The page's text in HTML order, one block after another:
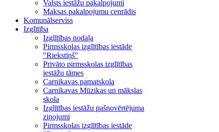
Valsts iestāžu pakalpojumi
Maksas pakalpojumu cenrādis
Komunālserviss
Izglītība
Izglītības nodaļa
Pirmsskolas izglītības iestāde
"Riekstiņš"
Privāto pirmsskolas izglītības
iestāžu tāmes
Carnikavas pamatskola
Carnikavas Mūzikas un mākslas
skola
Izglītības iestāžu pašnovērtējuma
ziņojumi
Pirmsskolas izglītības iestāde